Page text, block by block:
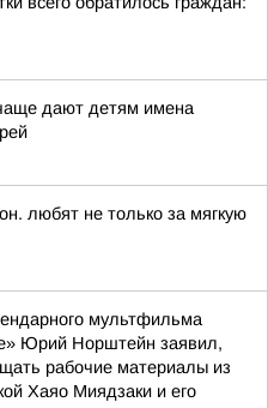
дают детям имена
любят не только за мягкую
мультфильма
Юрий Норштейн заявил,
рабочие материалы из
Хаяо Миядзаки и его